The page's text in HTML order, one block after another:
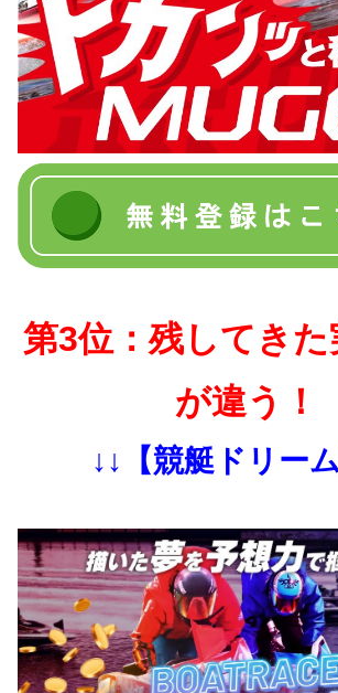
第3位：残してき
が違う！
↓↓【競艇ドリー